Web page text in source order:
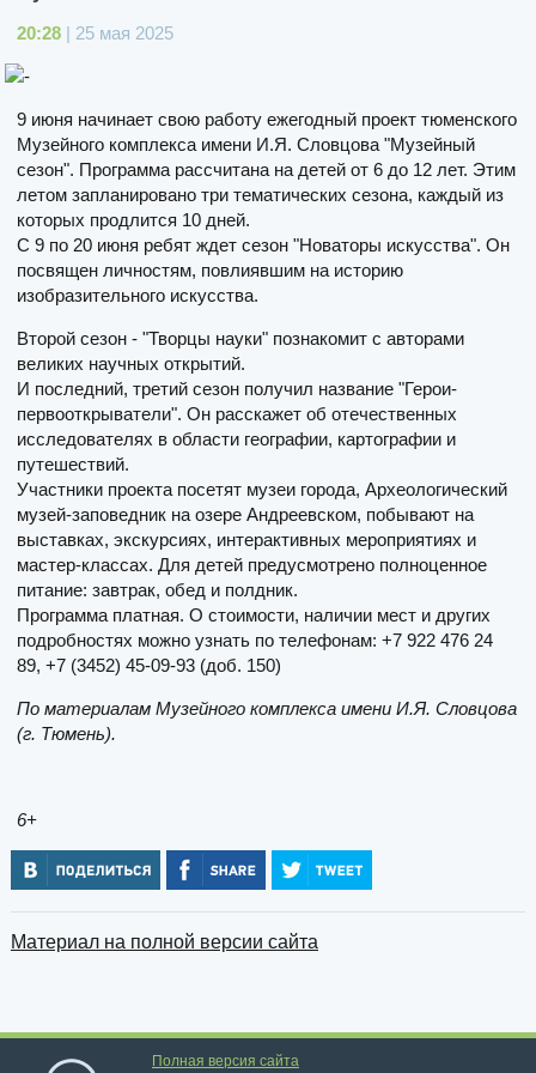
20:28 | 25 мая 2025
9 июня начинает свою работу ежегодный проект тюменского
Музейного комплекса имени И.Я. Словцова "Музейный
сезон". Программа рассчитана на детей от 6 до 12 лет. Этим
летом запланировано три тематических сезона, каждый из
которых продлится 10 дней.
С 9 по 20 июня ребят ждет сезон "Новаторы искусства". Он
посвящен личностям, повлиявшим на историю
изобразительного искусства.
Второй сезон - "Творцы науки" познакомит с авторами
великих научных открытий.
И последний, третий сезон получил название "Герои-
первооткрыватели". Он расскажет об отечественных
исследователях в области географии, картографии и
путешествий.
Участники проекта посетят музеи города, Археологический
музей-заповедник на озере Андреевском, побывают на
выставках, экскурсиях, интерактивных мероприятиях и
мастер-классах. Для детей предусмотрено полноценное
питание: завтрак, обед и полдник.
Программа платная. О стоимости, наличии мест и других
подробностях можно узнать по телефонам: +7 922 476 24
89, +7 (3452) 45-09-93 (доб. 150)
По материалам Музейного комплекса имени И.Я. Словцова
(г. Тюмень).
6+
Материал на полной версии сайта
Полная версия сайта